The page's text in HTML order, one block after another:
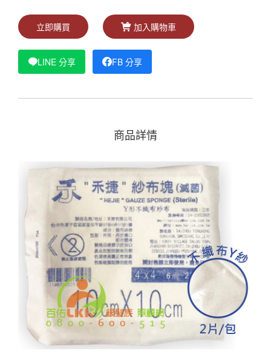
立即購買 加入購物車
LINE 分享 FB 分享
商品詳情